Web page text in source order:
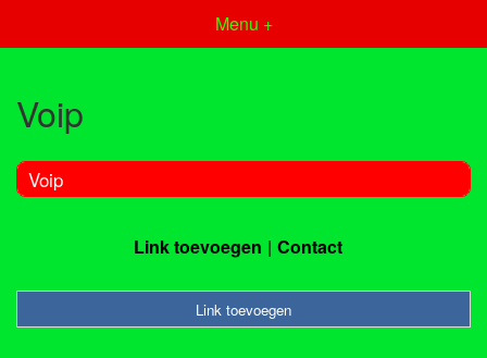
Menu +
Voip
Voip
Link toevoegen Contact
Link toevoegen